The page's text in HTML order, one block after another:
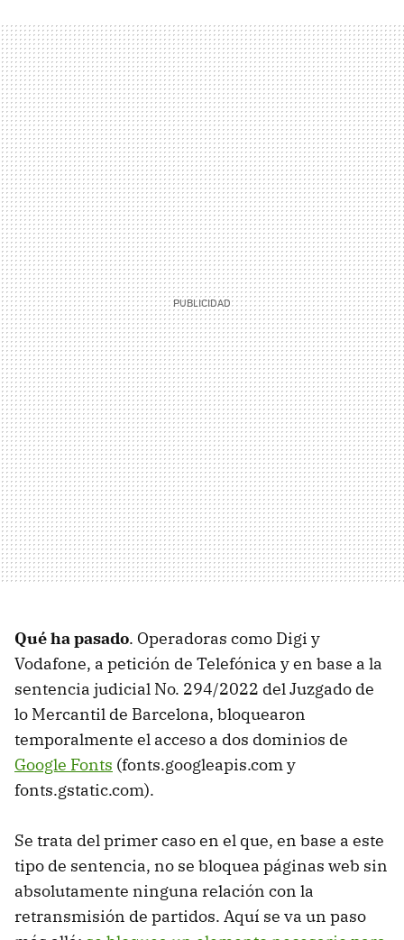
Qué ha pasado. Operadoras como Digi y
Vodafone, a petición de Telefónica y en base a la
sentencia judicial No. 294/2022 del Juzgado de
lo Mercantil de Barcelona, bloquearon
temporalmente el acceso a dos dominios de
Google Fonts (fonts.googleapis.com y
fonts.gstatic.com).
Se trata del primer caso en el que, en base a este
tipo de sentencia, no se bloquea páginas web sin
absolutamente ninguna relación con la
retransmisión de partidos. Aquí se va un paso